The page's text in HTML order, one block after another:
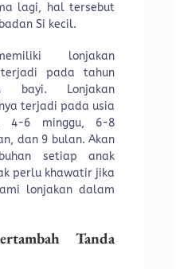
lagi, hal tersebut
Si kecil.
lonjakan
pada tahun
bayi. Lonjakan
terjadi pada usia
4-6 minggu, 6-8
dan 9 bulan. Akan
setiap anak
perlu khawatir jika
lonjakan dalam
Tanda